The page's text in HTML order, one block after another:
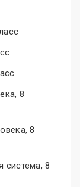
8
8
система, 8